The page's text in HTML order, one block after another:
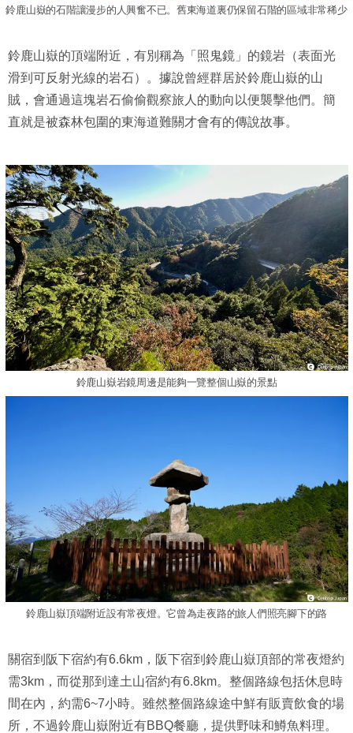
鈴鹿山嶽的石階讓漫步的人興奮不已。舊東海道裏仍保留石階的區域非常稀少
鈴鹿山嶽的頂端附近，有別稱為「照鬼鏡」的鏡岩（表面光
滑到可反射光線的岩石）。據說曾經群居於鈴鹿山嶽的山
賊，會通過這塊岩石偷偷觀察旅人的動向以便襲擊他們。簡
直就是被森林包圍的東海道難關才會有的傳說故事。
鈴鹿山嶽岩鏡周邊是能夠一覽整個山嶽的景點
鈴鹿山嶽頂端附近設有常夜燈。它曾為走夜路的旅人們照亮腳下的路
關宿到阪下宿約有6.6km，阪下宿到鈴鹿山嶽頂部的常夜燈約
需3km，而從那到達土山宿約有6.8km。整個路線包括休息時
間在內，約需6~7小時。雖然整個路線途中鮮有販賣飲食的場
所，不過鈴鹿山嶽附近有BBQ餐廳，提供野味和鱒魚料理。